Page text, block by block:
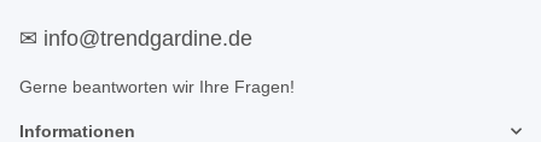
✉ info@trendgardine.de
Gerne beantworten wir Ihre Fragen!
Informationen